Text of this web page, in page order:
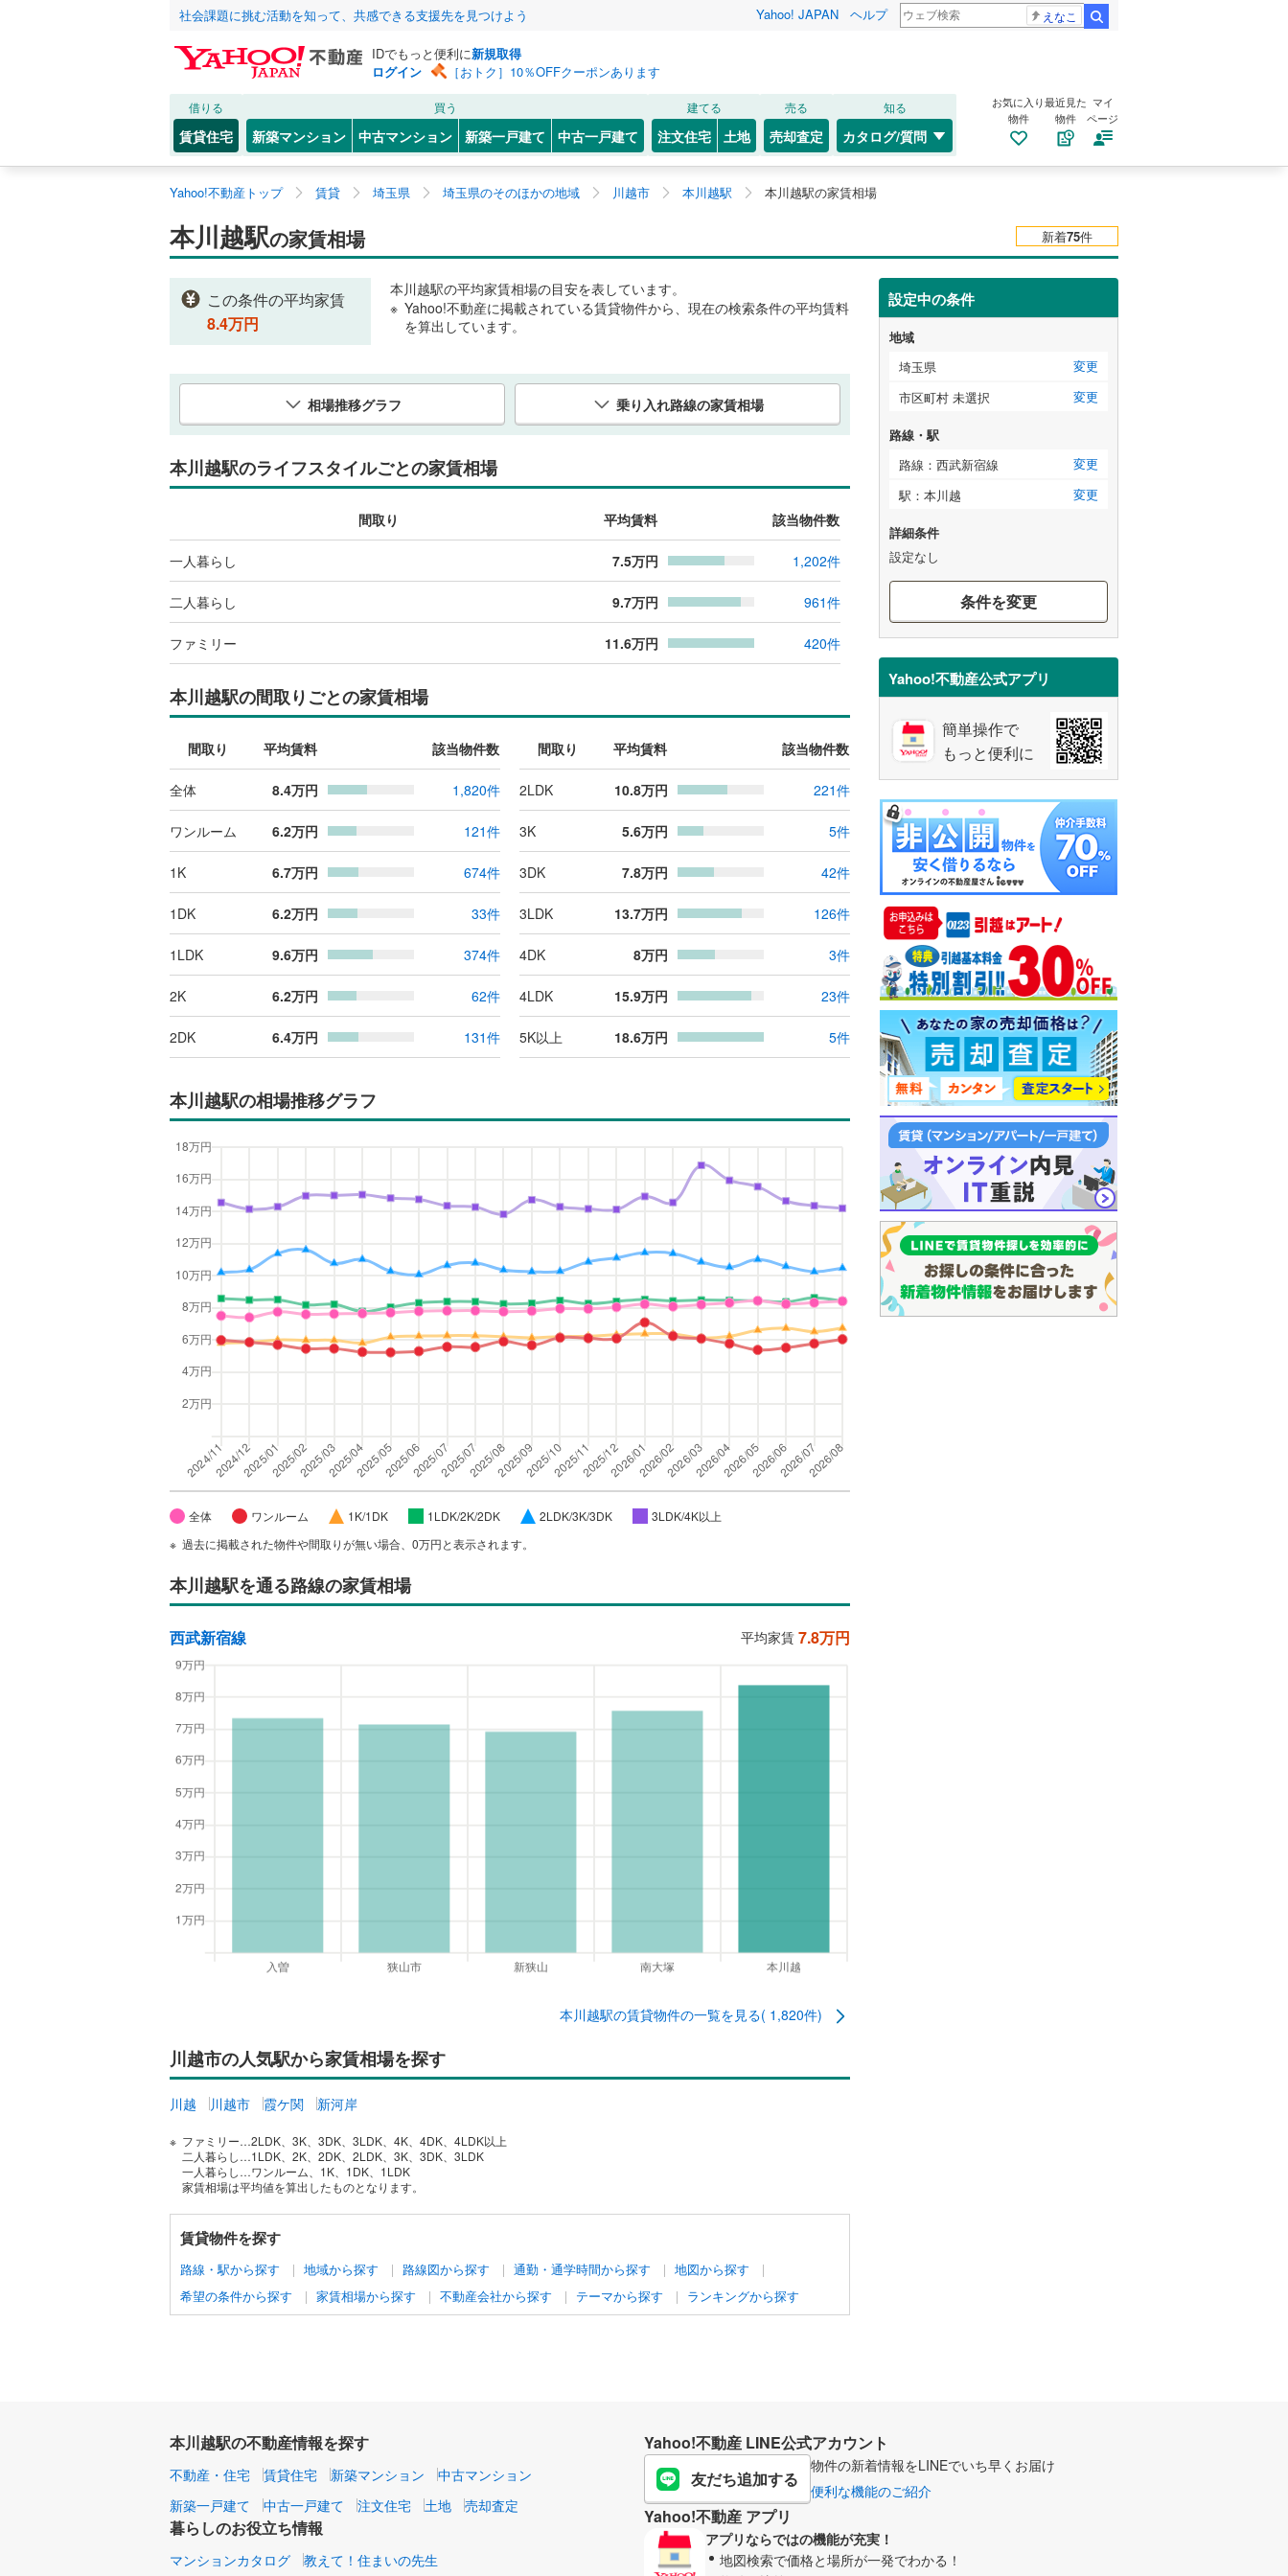
社会課題に挑む活動を知って、共感できる支援先を見つけよう Yahoo! JAPAN ヘルプ えなこ
IDでもっと便利に新規取得
ログイン
［おトク］10％OFFクーポンあります
借りる
賃貸住宅
買う
新築マンション 中古マンション 新築一戸建て 中古一戸建て
建てる
注文住宅 土地
売る
売却査定
知る
カタログ/質問
お気に入り
物件
最近見た
物件
マイ
ページ
Yahoo!不動産トップ 賃貸 埼玉県 埼玉県のそのほかの地域 川越市 本川越駅 本川越駅の家賃相場
本川越駅の家賃相場 新着75件
この条件の平均家賃
8.4万円
本川越駅の平均家賃相場の目安を表しています。
Yahoo!不動産に掲載されている賃貸物件から、現在の検索条件の平均賃料
を算出しています。
相場推移グラフ 乗り入れ路線の家賃相場
本川越駅のライフスタイルごとの家賃相場
間取り 平均賃料 該当物件数
一人暮らし 7.5万円 1,202件
二人暮らし 9.7万円 961件
ファミリー 11.6万円 420件
本川越駅の間取りごとの家賃相場
間取り 平均賃料 該当物件数 間取り 平均賃料 該当物件数
全体 8.4万円 1,820件 2LDK 10.8万円 221件
ワンルーム 6.2万円 121件 3K 5.6万円 5件
1K 6.7万円 674件 3DK 7.8万円 42件
1DK 6.2万円 33件 3LDK 13.7万円 126件
1LDK 9.6万円 374件 4DK 8万円 3件
2K 6.2万円 62件 4LDK 15.9万円 23件
2DK 6.4万円 131件 5K以上 18.6万円 5件
本川越駅の相場推移グラフ
全体 ワンルーム 1K/1DK 1LDK/2K/2DK 2LDK/3K/3DK
3LDK/4K以上
過去に掲載された物件や間取りが無い場合、0万円と表示されます。
本川越駅を通る路線の家賃相場
西武新宿線 平均家賃 7.8万円
本川越駅の賃貸物件の一覧を見る( 1,820件)
川越市の人気駅から家賃相場を探す
川越 川越市 霞ケ関 新河岸
ファミリー…2LDK、3K、3DK、3LDK、4K、4DK、4LDK以上
二人暮らし…1LDK、2K、2DK、2LDK、3K、3DK、3LDK
一人暮らし…ワンルーム、1K、1DK、1LDK
家賃相場は平均値を算出したものとなります。
賃貸物件を探す
路線・駅から探す 地域から探す 路線図から探す 通勤・通学時間から探す
地図から探す
希望の条件から探す
家賃相場から探す 不動産会社から探す テーマから探す ランキングから探す
設定中の条件
地域
埼玉県
変更
市区町村 未選択
変更
路線・駅
路線：西武新宿線
変更
駅：本川越
変更
詳細条件
設定なし
条件を変更
Yahoo!不動産公式アプリ
簡単操作で
もっと便利に
本川越駅の不動産情報を探す
不動産・住宅 賃貸住宅 新築マンション
中古マンション
新築一戸建て
中古一戸建て 注文住宅 土地 売却査定
暮らしのお役立ち情報
マンションカタログ 教えて！住まいの先生
Yahoo!不動産 LINE公式アカウント
友だち追加する
物件の新着情報をLINEでいち早くお届け
便利な機能のご紹介
Yahoo!不動産 アプリ
アプリならではの機能が充実！
地図検索で価格と場所が一発でわかる！